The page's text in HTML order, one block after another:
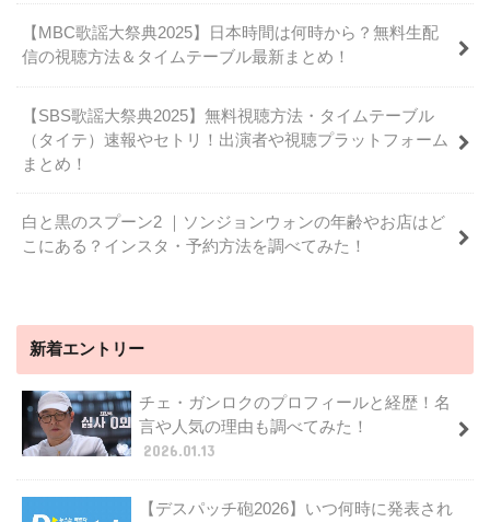
【MBC歌謡大祭典2025】日本時間は何時から？無料生配
信の視聴方法＆タイムテーブル最新まとめ！
【SBS歌謡大祭典2025】無料視聴方法・タイムテーブル
（タイテ）速報やセトリ！出演者や視聴プラットフォーム
まとめ！
白と黒のスプーン2 ｜ソンジョンウォンの年齢やお店はど
こにある？インスタ・予約方法を調べてみた！
新着エントリー
チェ・ガンロクのプロフィールと経歴！名
言や人気の理由も調べてみた！
2026.01.13
【デスパッチ砲2026】いつ何時に発表され